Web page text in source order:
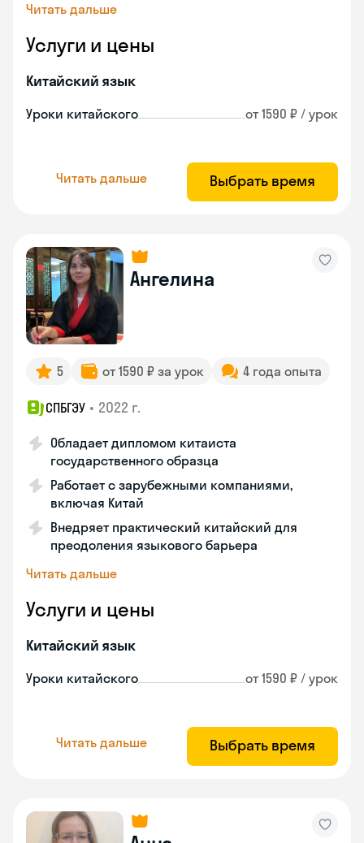
Читать дальше
Услуги и цены
Китайский язык
Уроки китайского от 1590 ₽ / урок
Читать дальше Выбрать время
Ангелина
5 от 1590 ₽ за урок 4 года опыта
СПБГЭУ • 2022 г.
Обладает дипломом китаиста
государственного образца
Работает с зарубежными компаниями,
включая Китай
Внедряет практический китайский для
преодоления языкового барьера
Читать дальше
Услуги и цены
Китайский язык
Уроки китайского от 1590 ₽ / урок
Читать дальше Выбрать время